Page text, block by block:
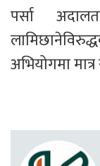
पर्सा
अभियोगमा